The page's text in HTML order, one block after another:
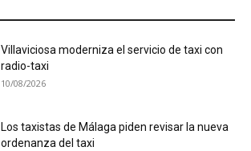
Villaviciosa moderniza el servicio de taxi con
radio-taxi
10/08/2026
Los taxistas de Málaga piden revisar la nueva
ordenanza del taxi